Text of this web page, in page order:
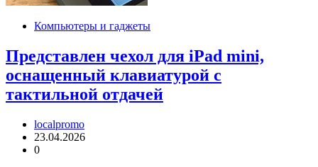
Компьютеры и гаджеты
Представлен чехол для iPad mini,
оснащенный клавиатурой с
тактильной отдачей
localpromo
23.04.2026
0